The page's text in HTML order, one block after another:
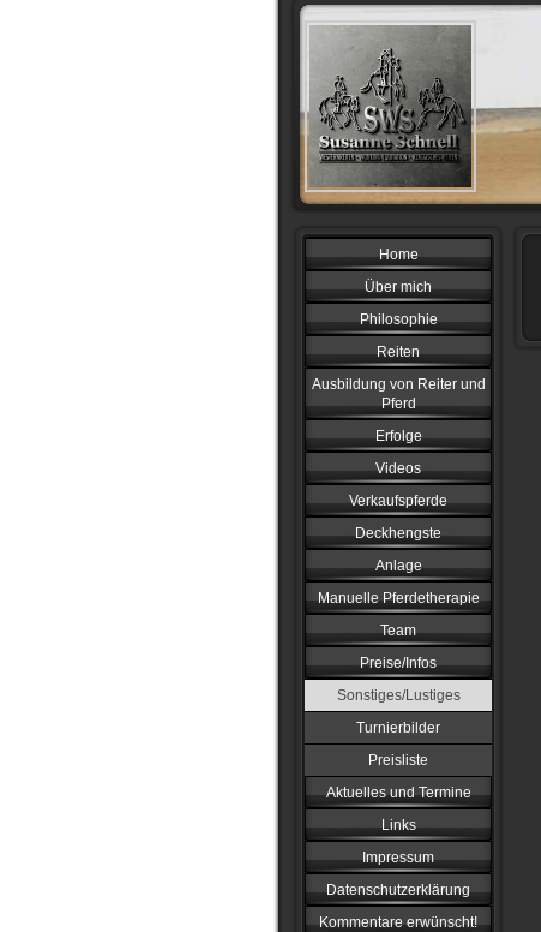
Home
Über mich
Philosophie
Reiten
Ausbildung von Reiter und
Pferd
Erfolge
Videos
Verkaufspferde
Deckhengste
Anlage
Manuelle Pferdetherapie
Team
Preise/Infos
Sonstiges/Lustiges
Turnierbilder
Preisliste
Aktuelles und Termine
Links
Impressum
Datenschutzerklärung
Kommentare erwünscht!